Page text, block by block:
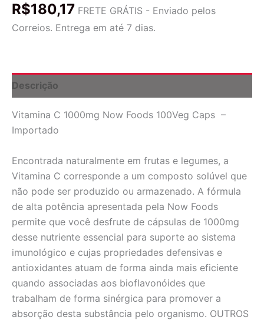
Foods
+
R$180,17 FRETE GRÁTIS - Enviado pelos
Correios. Entrega em até 7 dias.
Descrição
Vitamina C 1000mg Now Foods 100Veg Caps –
Importado
Encontrada naturalmente em frutas e legumes, a
Vitamina C corresponde a um composto solúvel que
não pode ser produzido ou armazenado. A fórmula
de alta potência apresentada pela Now Foods
permite que você desfrute de cápsulas de 1000mg
desse nutriente essencial para suporte ao sistema
imunológico e cujas propriedades defensivas e
antioxidantes atuam de forma ainda mais eficiente
quando associadas aos bioflavonóides que
trabalham de forma sinérgica para promover a
absorção desta substância pelo organismo. OUTROS